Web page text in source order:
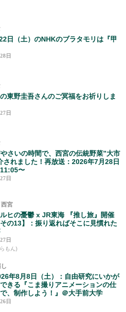
日（土）のNHKのブラタモリは『甲
日
東野圭吾さんのご冥福をお祈りしま
日
さいの時間で、西宮の伝統野菜”大市
されました！再放送：2026年7月28日
11:05〜
日
宮
ヒの憂鬱 x JR東海 『推し旅』開催
その13】：振り返ればそこに見慣れた
日
もん)
年8月8日（土）：自由研究にいかが
きる『こま撮りアニメーションの仕
、制作しよう！』＠大手前大学
日